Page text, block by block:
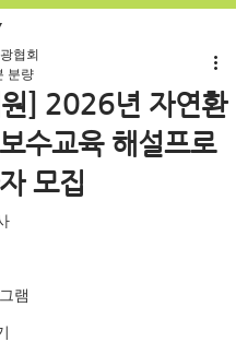
램
원] 2026년 자연환
수교육 해설프로
모집
협회
분량